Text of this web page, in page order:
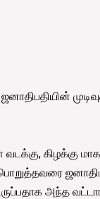
வடக்கு, கிழக்கு
அந்த